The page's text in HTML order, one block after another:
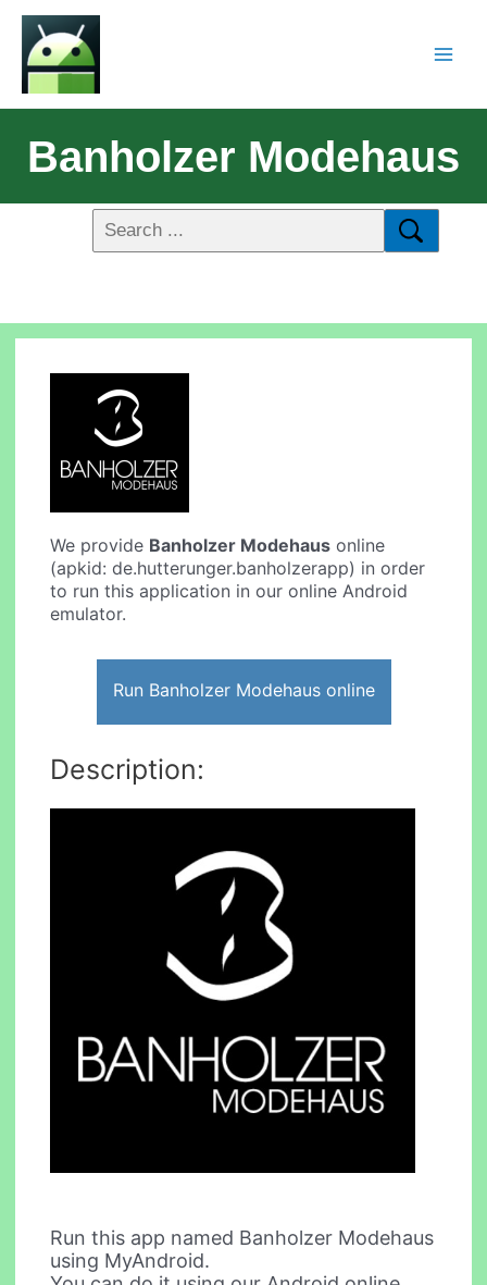
Banholzer Modehaus
We provide Banholzer Modehaus online
(apkid: de.hutterunger.banholzerapp) in order
to run this application in our online Android
emulator.
Run Banholzer Modehaus online
Description:
Run this app named Banholzer Modehaus
using MyAndroid.